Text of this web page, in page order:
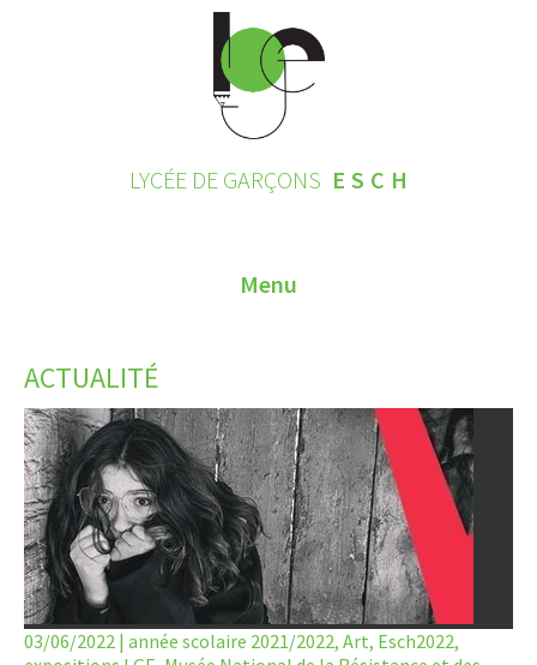
LYCÉE DE GARÇONS ESCH
Menu
CONTACT
INSCRIPTIONS 2026
LE LYCÉE
LET’S GO SCIENCE
ACTUALITÉ
ACTUALITÉ
03/06/2022 | année scolaire 2021/2022, Art, Esch2022,